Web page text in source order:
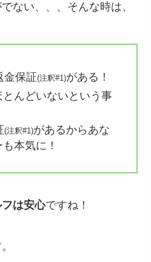
ない、、、そんな時は、
金保証(注釈#1)がある！
んどいないという事
(注釈#1)があるからあな
本気に！
は安心ですね！